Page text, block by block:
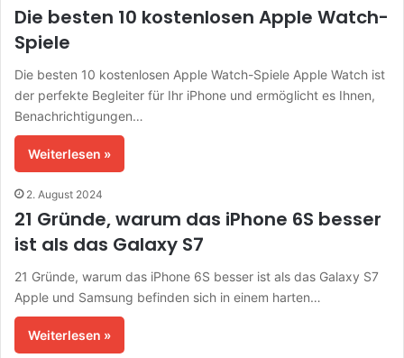
Die besten 10 kostenlosen Apple Watch-
Spiele
Die besten 10 kostenlosen Apple Watch-Spiele Apple Watch ist
der perfekte Begleiter für Ihr iPhone und ermöglicht es Ihnen,
Benachrichtigungen…
Weiterlesen »
2. August 2024
21 Gründe, warum das iPhone 6S besser
ist als das Galaxy S7
21 Gründe, warum das iPhone 6S besser ist als das Galaxy S7
Apple und Samsung befinden sich in einem harten…
Weiterlesen »